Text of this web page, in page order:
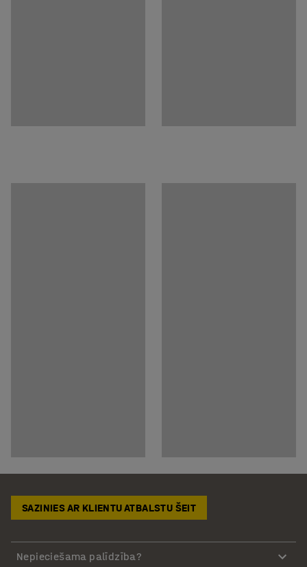
SAZINIES AR KLIENTU ATBALSTU ŠEIT
Nepieciešama palīdzība?